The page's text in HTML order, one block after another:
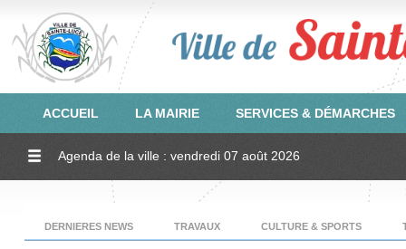
ACCUEIL LA MAIRIE SERVICES & DÉMARCHES
Agenda de la ville : vendredi 07 août 2026
DERNIERES NEWS TRAVAUX CULTURE & SPORTS